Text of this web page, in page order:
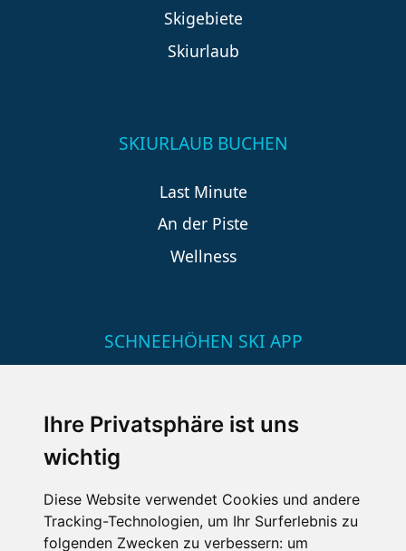
Ihre Privatsphäre ist uns
wichtig
Diese Website verwendet Cookies und andere
Tracking-Technologien, um Ihr Surferlebnis zu
folgenden Zwecken zu verbessern: um
Skigebiete
Skiurlaub
SKIURLAUB BUCHEN
Last Minute
An der Piste
Wellness
SCHNEEHÖHEN SKI APP